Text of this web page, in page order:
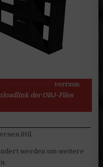
vorraus.
der OBJ-Files
Stil.
werden um weitere